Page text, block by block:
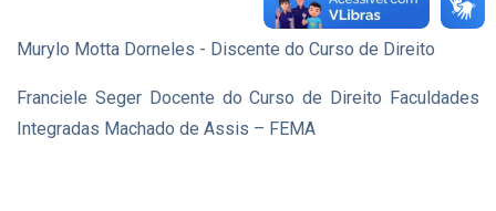
Murylo Motta Dorneles - Discente do Curso de Direito
Franciele Seger Docente do Curso de Direito Faculdades
Integradas Machado de Assis – FEMA